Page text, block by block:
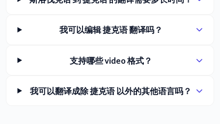
我可以编辑 捷克语 翻译吗？
支持哪些 video 格式？
我可以翻译成除 捷克语 以外的其他语言吗？